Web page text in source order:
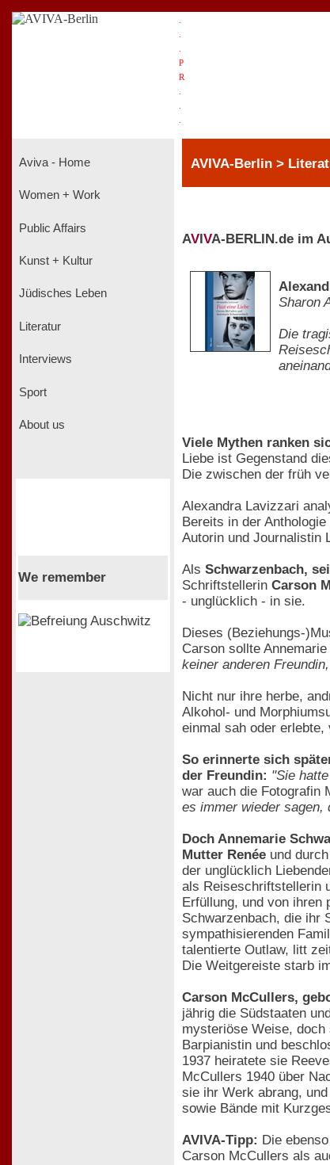
P
R
Aviva - Home
Women + Work
Public Affairs
Kunst + Kultur
Jüdisches Leben
Literatur
Interviews
Sport
About us
We remember
AVIVA-Berlin >
AV VA-BERLIN.de im
Sharon
Die
Viele Mythen ranken
Liebe ist Gegenstand
Die zwischen der früh
Alexandra Lavizzari
Bereits in der Anthologie
Autorin und Journalistin
Als Schwarzenbach,
Schriftstellerin Carson
- unglücklich - in sie.
Dieses (Beziehungs-
Carson sollte
keiner anderen
Nicht nur ihre herbe,
Alkohol- und
einmal sah oder erlebte,
So erinnerte sich
der Freundin: "Sie
war auch die Fotografin
es immer wieder sagen,
Doch Annemarie
Mutter Renée und
der unglücklich
als Reiseschriftstellerin
Erfüllung, und von ihren
Schwarzenbach, die ihr
sympathisierenden
talentierte Outlaw, litt
Die Weitgereiste starb
Carson McCullers,
jährig die Südstaaten
mysteriöse Weise,
Barpianistin und
1937 heiratete sie
McCullers 1940 über
sie ihr Werk abrang,
sowie Bände mit
AVIVA-Tipp: Die
Carson McCullers als